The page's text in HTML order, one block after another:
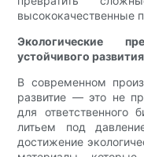
высококачественные
Экологические
устойчивого развития
В современном
развитие — это не
для ответственного
литьем под
достижение